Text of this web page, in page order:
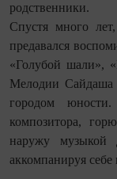
родственники.
Спустя много
предавался
«Голубой шали»,
Мелодии Сайдаша
городом
композитора,
наружу музыкой
аккомпанируя себе